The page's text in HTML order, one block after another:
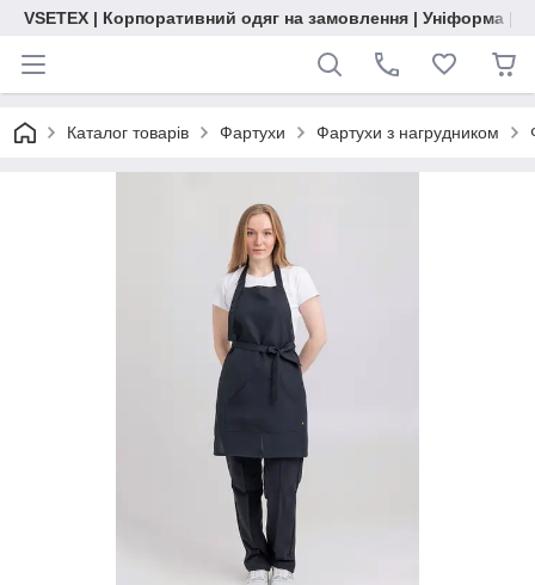
VSETEX | Корпоративний одяг на замовлення | Уніформа |
Каталог товарів Фартухи Фартухи з нагрудником